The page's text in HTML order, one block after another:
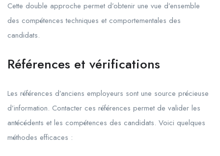
Cette double approche permet d’obtenir une vue d’ensemble
des compétences techniques et comportementales des
candidats.
Références et vérifications
Les références d’anciens employeurs sont une source précieuse
d’information. Contacter ces références permet de valider les
antécédents et les compétences des candidats. Voici quelques
méthodes efficaces :